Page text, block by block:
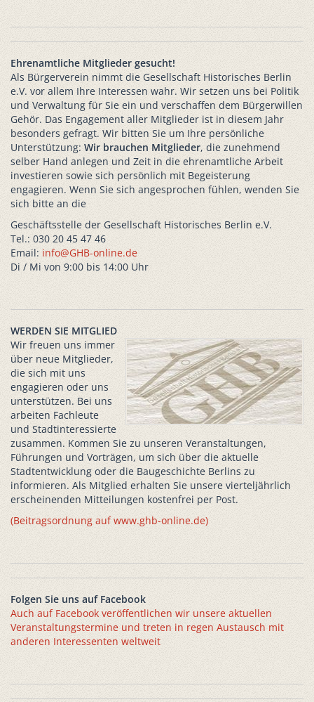
Ehrenamtliche Mitglieder gesucht!
Als Bürgerverein nimmt die Gesellschaft Historisches Berlin
e.V. vor allem Ihre Interessen wahr. Wir setzen uns bei Politik
und Verwaltung für Sie ein und verschaffen dem Bürgerwillen
Gehör. Das Engagement aller Mitglieder ist in diesem Jahr
besonders gefragt. Wir bitten Sie um Ihre persönliche
Unterstützung: Wir brauchen Mitglieder, die zunehmend
selber Hand anlegen und Zeit in die ehrenamtliche Arbeit
investieren sowie sich persönlich mit Begeisterung
engagieren. Wenn Sie sich angesprochen fühlen, wenden Sie
sich bitte an die
Geschäftsstelle der Gesellschaft Historisches Berlin e.V.
Tel.: 030 20 45 47 46
Email: info@GHB-online.de
Di / Mi von 9:00 bis 14:00 Uhr
WERDEN SIE MITGLIED
Wir freuen uns immer
über neue Mitglieder,
die sich mit uns
engagieren oder uns
unterstützen. Bei uns
arbeiten Fachleute
und Stadtinteressierte
zusammen. Kommen Sie zu unseren Veranstaltungen,
Führungen und Vorträgen, um sich über die aktuelle
Stadtentwicklung oder die Baugeschichte Berlins zu
informieren. Als Mitglied erhalten Sie unsere vierteljährlich
erscheinenden Mitteilungen kostenfrei per Post.
(Beitragsordnung auf www.ghb-online.de)
Folgen Sie uns auf Facebook
Auch auf Facebook veröffentlichen wir unsere aktuellen
Veranstaltungstermine und treten in regen Austausch mit
anderen Interessenten weltweit